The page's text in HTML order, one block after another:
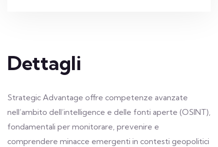
Dettagli
Strategic Advantage offre competenze avanzate
nell’ambito dell’intelligence e delle fonti aperte (OSINT),
fondamentali per monitorare, prevenire e
comprendere minacce emergenti in contesti geopolitici